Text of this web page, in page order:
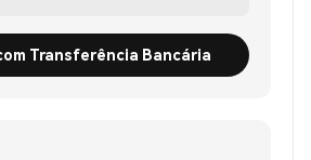
Transferência Bancária